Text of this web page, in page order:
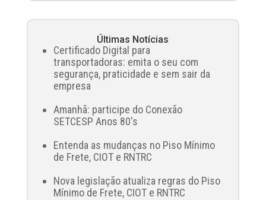
Últimas Notícias
Certificado Digital para
transportadoras: emita o seu com
segurança, praticidade e sem sair da
empresa
Amanhã: participe do Conexão
SETCESP Anos 80's
Entenda as mudanças no Piso Mínimo
de Frete, CIOT e RNTRC
Nova legislação atualiza regras do Piso
Mínimo de Frete, CIOT e RNTRC